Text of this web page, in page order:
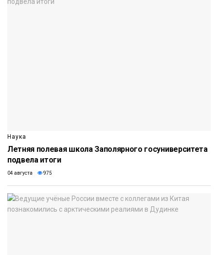
Наука
Летняя полевая школа Заполярного госуниверситета
подвела итоги
04 августа 975